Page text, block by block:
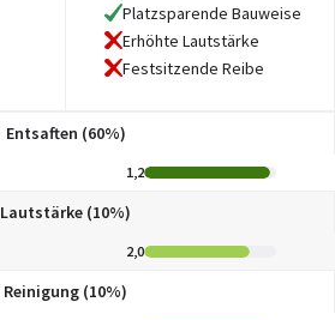
Platzsparende Bauweise
Erhöhte Lautstärke
Festsitzende Reibe
Entsaften (60%)
1,2
Lautstärke (10%)
2,0
Reinigung (10%)